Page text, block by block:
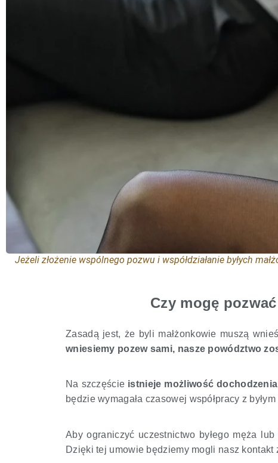
Jeżeli złożenie wspólnego pozwu i współdziałanie byłych
Czy mogę
Zasadą jest, że byli małżonkowie muszą
wniesiemy pozew sami, nasze powództwo
Na szczęście istnieje możliwość
będzie wymagała czasowej współpracy z byłym
Aby ograniczyć uczestnictwo byłego męża
Dzięki tej umowie będziemy mogli nasz kontakt